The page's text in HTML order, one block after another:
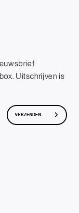
Uitschrijven is
VERZENDEN